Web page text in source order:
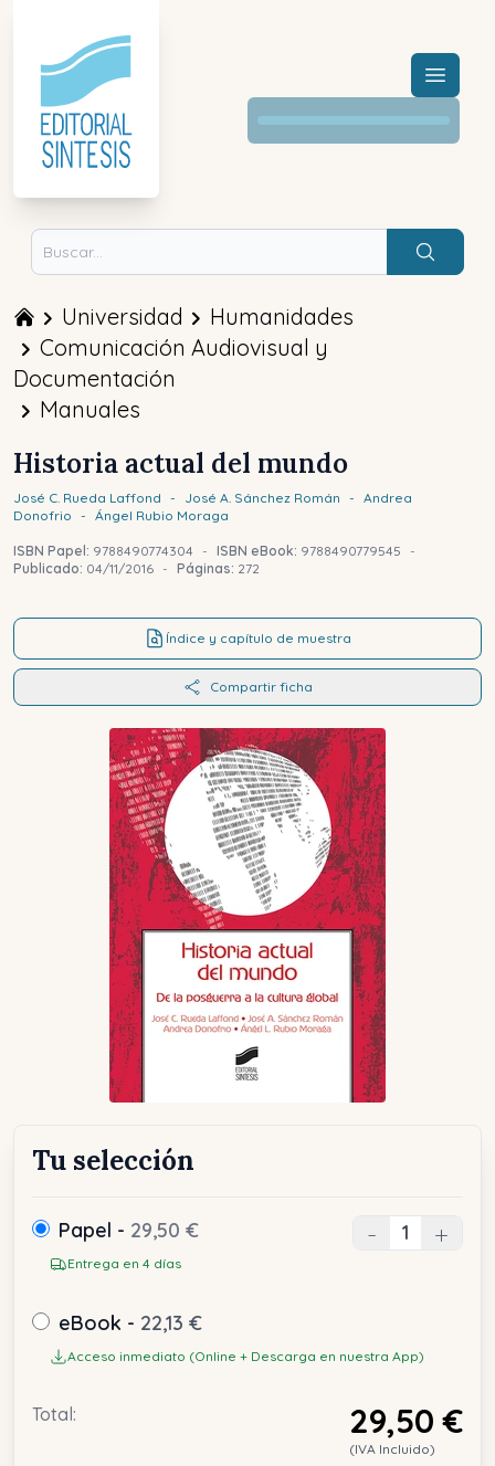
Menú
Buscar
Universidad
Humanidades
Comunicación Audiovisual y
Documentación
Manuales
Historia actual del mundo
José C. Rueda Laffond - José A. Sánchez Román - Andrea
Donofrio - Ángel Rubio Moraga
ISBN Papel: 9788490774304 - ISBN eBook: 9788490779545
-
Publicado: 04/11/2016 - Páginas: 272
Índice y capítulo de muestra
Compartir ficha
Tu selección
Papel - 29,50 €
Entrega en 4 días
- +
eBook - 22,13 €
Acceso inmediato (Online + Descarga en nuestra App)
Total: 29,50 €
(IVA Incluido)